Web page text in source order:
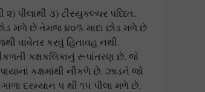
પીલાથી ૩) ટીસ્યુકલ્ચર પધ્ધ્તિ.
મળે છે તેમજ ૪૦% માદા છોડ મળે છે
વાવેતર કરવું હિતાવહ નથી.
કક્ષકલિકાનું રૂપાંતરણ છે. જે
કક્ષમાંથી નીકળે છે. ઝાડને જો
દરમ્યાન ૫ થી ૧૫ પીલા મળે છે.